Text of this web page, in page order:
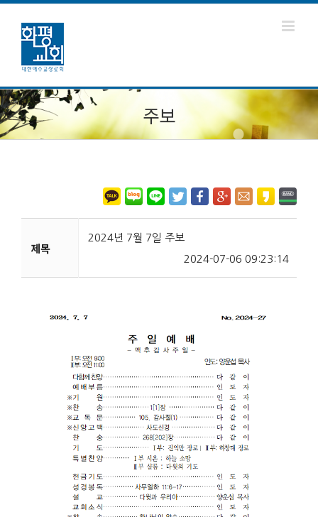
주보
제목
2024년 7월 7일 주보
2024-07-06 09:23:14